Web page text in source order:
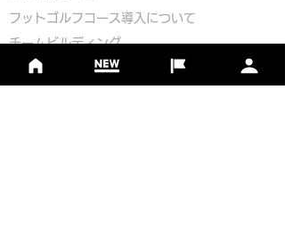
​ フットゴルフコース導入について
​チームビルディング
選手登録​